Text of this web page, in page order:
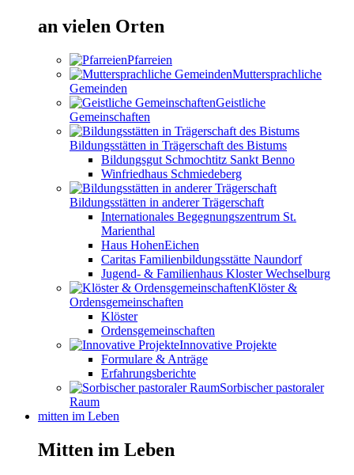
an vielen Orten
Pfarreien
Muttersprachliche
Gemeinden
Geistliche
Gemeinschaften
Bildungsstätten in Trägerschaft des Bistums
Bildungsgut Schmochtitz Sankt Benno
Winfriedhaus Schmiedeberg
Bildungsstätten in anderer Trägerschaft
Internationales Begegnungszentrum St.
Marienthal
Haus HohenEichen
Caritas Familienbildungsstätte Naundorf
Jugend- & Familienhaus Kloster Wechselburg
Klöster &
Ordensgemeinschaften
Klöster
Ordensgemeinschaften
Innovative Projekte
Formulare & Anträge
Erfahrungsberichte
Sorbischer pastoraler
Raum
mitten im Leben
Mitten im Leben